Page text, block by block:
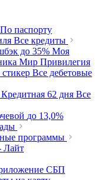
По паспорту
Все кредиты
до 35% Моя
Мир Привилегия
Все дебетовые
Кредитная 62 дня Все
до 13,0%
программы
Лайт
СБП